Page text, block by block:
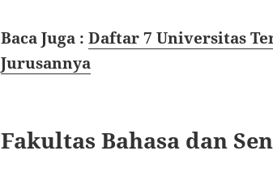
Baca Juga :Daftar 7 Universitas
Jurusannya
Fakultas Bahasa dan